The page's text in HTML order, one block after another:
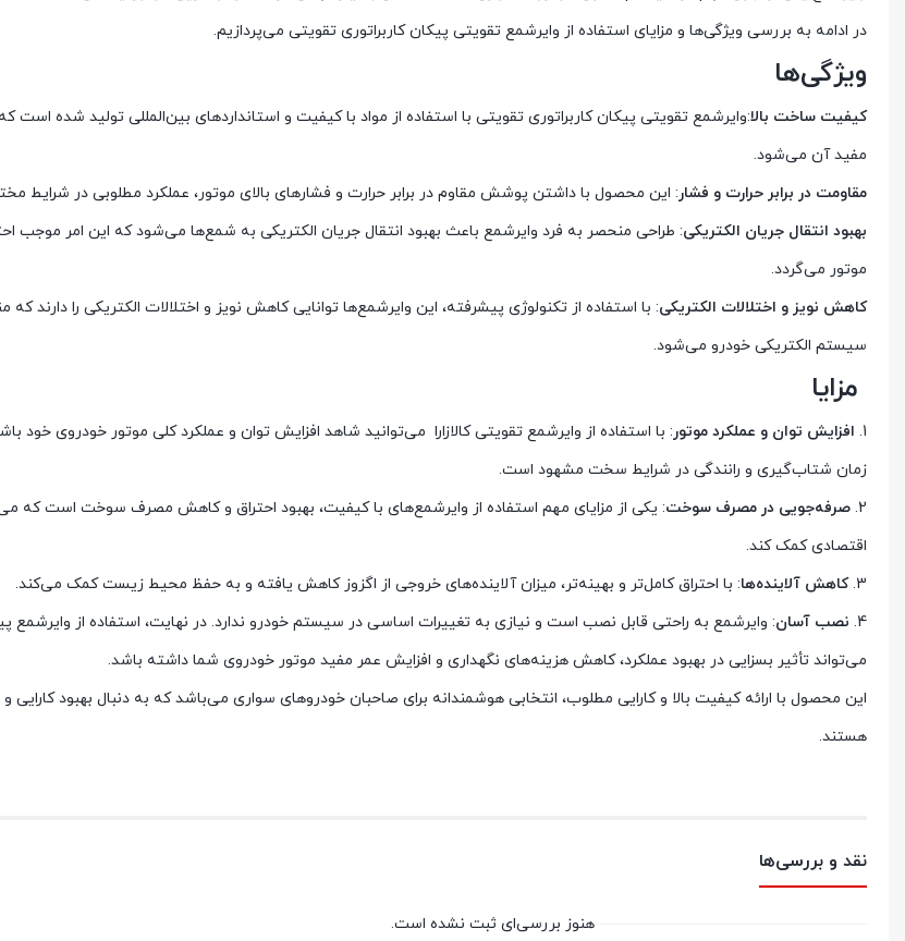
در ادامه به بررسی ویژگی‌ها و مزایای استفاده از وایرشمع تقویتی پیکان کاربراتوری تقویتی می‌پردازیم.
ویژگی‌ها
کیفیت ساخت بالا:وایرشمع تقویتی پیکان کاربراتوری تقویتی با استفاده از مواد با کیفیت و استانداردهای بین‌المللی تولید شده است
مفید آن می‌شود.
مقاومت در برابر حرارت و فشار: این محصول با داشتن پوشش مقاوم در برابر حرارت و فشارهای بالای موتور، عملکرد مطلوبی در شرایط
بهبود انتقال جریان الکتریکی: طراحی منحصر به فرد وایرشمع باعث بهبود انتقال جریان الکتریکی به شمع‌ها می‌شود که این امر موجب
موتور می‌گردد.
کاهش نویز و اختلالات الکتریکی: با استفاده از تکنولوژی پیشرفته، این وایرشمع‌ها توانایی کاهش نویز و اختلالات الکتریکی را دارند که
سیستم الکتریکی خودرو می‌شود.
مزایا
1. افزایش توان و عملکرد موتور: با استفاده از وایرشمع تقویتی کالازارا می‌توانید شاهد افزایش توان و عملکرد کلی موتور خودروی خود
زمان شتاب‌گیری و رانندگی در شرایط سخت مشهود است.
2. صرفه‌جویی در مصرف سوخت: یکی از مزایای مهم استفاده از وایرشمع‌های با کیفیت، بهبود احتراق و کاهش مصرف سوخت است که
اقتصادی کمک کند.
3. کاهش آلاینده‌ها: با احتراق کامل‌تر و بهینه‌تر، میزان آلاینده‌های خروجی از اگزوز کاهش یافته و به حفظ محیط زیست کمک می‌کند.
4. نصب آسان: وایرشمع به راحتی قابل نصب است و نیازی به تغییرات اساسی در سیستم خودرو ندارد. در نهایت، استفاده از وایرشمع
می‌تواند تأثیر بسزایی در بهبود عملکرد، کاهش هزینه‌های نگهداری و افزایش عمر مفید موتور خودروی شما داشته باشد.
این محصول با ارائه کیفیت بالا و کارایی مطلوب، انتخابی هوشمندانه برای صاحبان خودروهای سواری می‌باشد که به دنبال بهبود کارایی
هستند.
نقد و بررسی‌ها
هنوز بررسی‌ای ثبت نشده است.